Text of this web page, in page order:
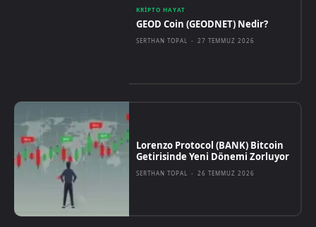
KRIPTO HAYAT
GEOD Coin (GEODNET) Nedir?
SERTHAN TOPAL - 27 TEMMUZ 2026
Lorenzo Protocol (BANK) Bitcoin
Getirisinde Yeni Dönemi Zorluyor
SERTHAN TOPAL - 26 TEMMUZ 2026